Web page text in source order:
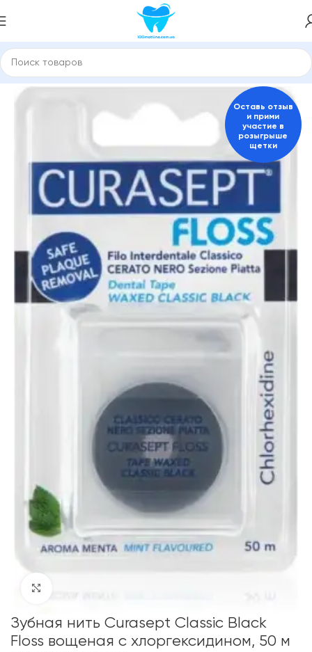
пасты и средства для гигиены полости рта Зубные нити
Оставь отзыв
и прими
участие в
розыгрыше
щетки
Зубная нить Curasept Classic Black
Floss вощеная с хлоргексидином, 50 м